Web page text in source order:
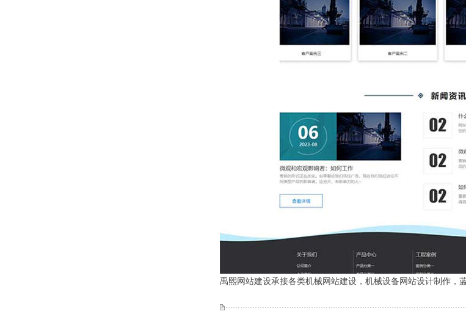
禹熙网站建设承接各类机械网站建设，机械设备网站设计制作，